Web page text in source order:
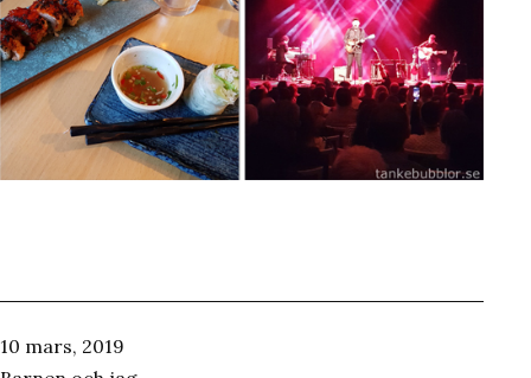
Publicerat
10 mars, 2019